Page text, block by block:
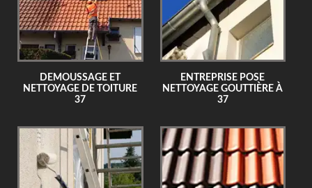
DEMOUSSAGE ET
NETTOYAGE DE TOITURE
37
ENTREPRISE POSE
NETTOYAGE GOUTTIÈRE À
37